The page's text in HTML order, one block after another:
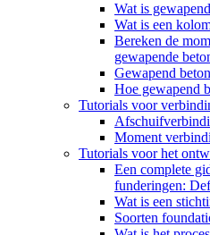
Wat is
Wat is een
Bereken de
gewapende
Gewapend
Hoe gewapend
Tutorials voor
Moment
Tutorials voor het
Een complete
funderingen:
Wat is een
Soorten